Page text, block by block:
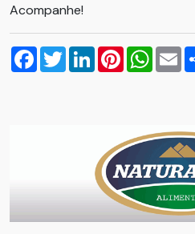
Acompanhe!
Facebook
TwitterLinkedInPinterest